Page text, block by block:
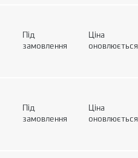
Під
замовлення
Ціна
оновлюється
Під
замовлення
Ціна
оновлюється